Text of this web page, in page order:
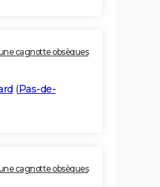
cagnotte obsèques
(Pas-de-
cagnotte obsèques